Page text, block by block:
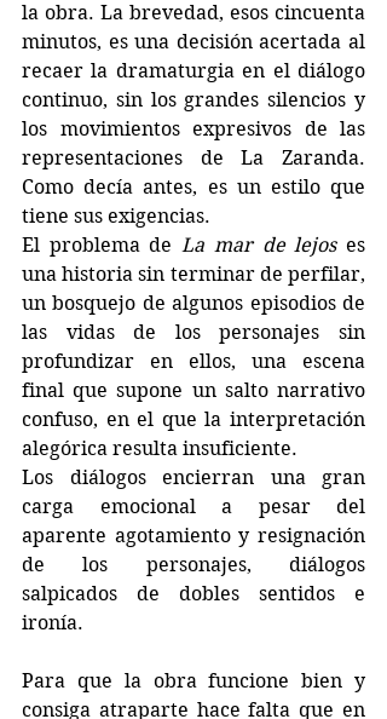
la obra. La brevedad, esos cincuenta
minutos, es una decisión acertada al
recaer la dramaturgia en el diálogo
continuo, sin los grandes silencios y
los movimientos expresivos de las
representaciones de La Zaranda.
Como decía antes, es un estilo que
tiene sus exigencias.
El problema de La mar de lejos es
una historia sin terminar de perfilar,
un bosquejo de algunos episodios de
las vidas de los personajes sin
profundizar en ellos, una escena
final que supone un salto narrativo
confuso, en el que la interpretación
alegórica resulta insuficiente.
Los diálogos encierran una gran
carga emocional a pesar del
aparente agotamiento y resignación
de los personajes, diálogos
salpicados de dobles sentidos e
ironía.
Para que la obra funcione bien y
consiga atraparte hace falta que en